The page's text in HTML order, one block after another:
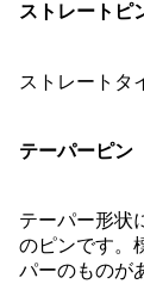
ストレートピ
ストレートタ
テーパーピン
テーパー形状
のピンです。
パーのものが